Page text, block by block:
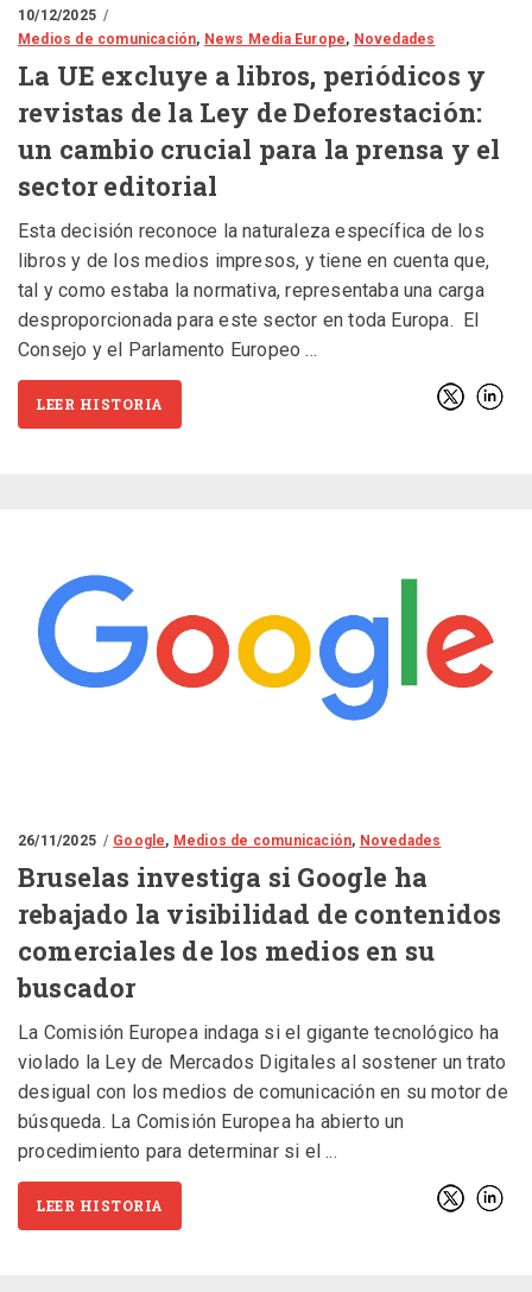
10/12/2025
Medios de comunicación, News Media Europe, Novedades
La UE excluye a libros, periódicos y
revistas de la Ley de Deforestación:
un cambio crucial para la prensa y el
sector editorial
Esta decisión reconoce la naturaleza específica de los
libros y de los medios impresos, y tiene en cuenta que,
tal y como estaba la normativa, representaba una carga
desproporcionada para este sector en toda Europa. El
Consejo y el Parlamento Europeo
LEER HISTORIA
26/11/2025 Google, Medios de comunicación, Novedades
Bruselas investiga si Google ha
rebajado la visibilidad de contenidos
comerciales de los medios en su
buscador
La Comisión Europea indaga si el gigante tecnológico ha
violado la Ley de Mercados Digitales al sostener un trato
desigual con los medios de comunicación en su motor de
búsqueda. La Comisión Europea ha abierto un
procedimiento para determinar si el
LEER HISTORIA